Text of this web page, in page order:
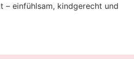
– einfühlsam, kindgerecht und